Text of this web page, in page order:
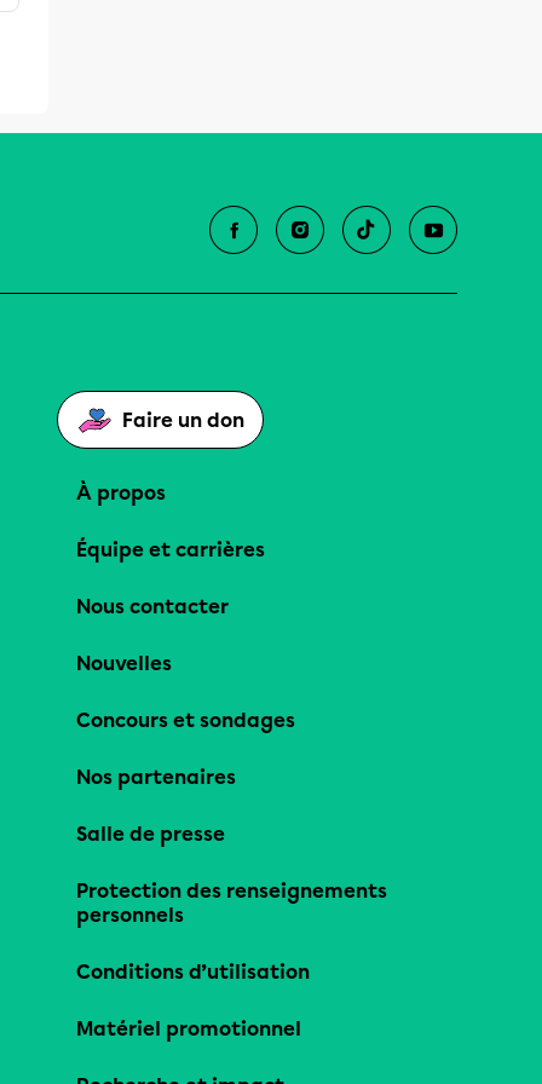
Faire un don
À propos
Équipe et carrières
Nous contacter
Nouvelles
Concours et sondages
Nos partenaires
Salle de presse
Protection des renseignements
personnels
Conditions d’utilisation
Matériel promotionnel